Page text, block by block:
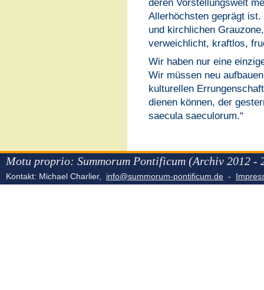
deren Vorstellungswelt
Allerhöchsten geprägt
und kirchlichen
verweichlicht, kraftlos,
Wir haben nur eine
Wir müssen neu
kulturellen
dienen können, der
saecula saeculorum.“
Motu proprio: Summorum Pontificum (Archiv 2012 -
Kontakt: Michael Charlier, info@summorum-pontificum.de -